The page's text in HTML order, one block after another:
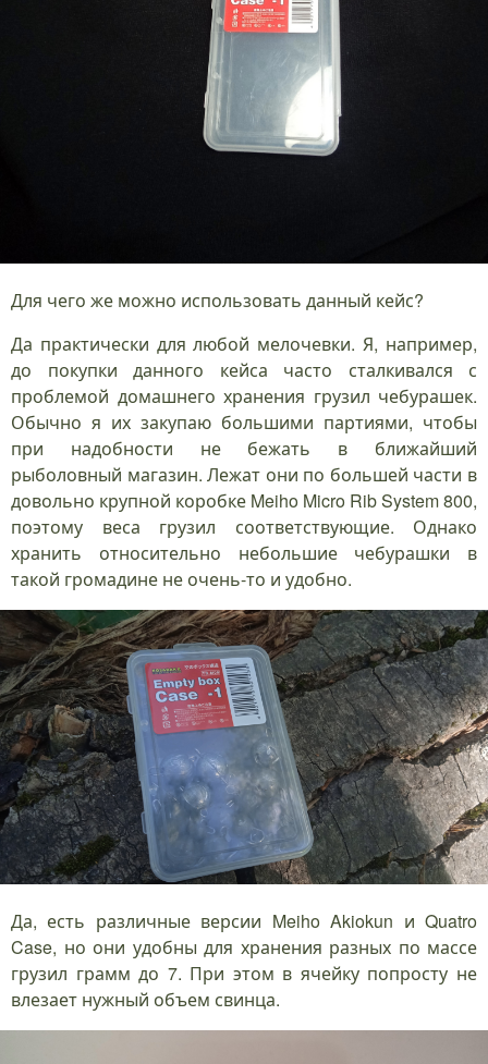
Для чего же можно использовать данный кейс?
Да практически для любой мелочевки. Я, например,
до покупки данного кейса часто сталкивался с
проблемой домашнего хранения грузил чебурашек.
Обычно я их закупаю большими партиями, чтобы
при надобности не бежать в ближайший
рыболовный магазин. Лежат они по большей части в
довольно крупной коробке Meiho Micro Rib System 800,
поэтому веса грузил соответствующие. Однако
хранить относительно небольшие чебурашки в
такой громадине не очень-то и удобно.
Да, есть различные версии Meiho Akiokun и Quatro
Case, но они удобны для хранения разных по массе
грузил грамм до 7. При этом в ячейку попросту не
влезает нужный объем свинца.